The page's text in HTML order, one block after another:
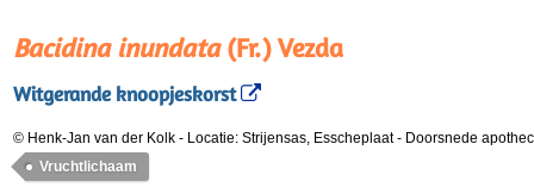
Bacidina inundata(Fr.) Vezda
Witgerande knoopjeskorst
© Henk-Jan van der Kolk - Locatie: Strijensas, Esscheplaat- Doorsnede
Vruchtlichaam